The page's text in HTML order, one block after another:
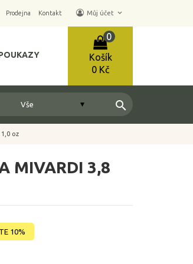
Prodejna Kontakt Můj účet keyboard_arrow_down
Košík
0
0 Kč
search
oz
MIVARDI 3,8
10%